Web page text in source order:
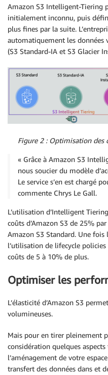
Amazon S3 Intelligent-Tiering
initialement inconnu, puis
plus fines par la suite.
automatiquement les données
(S3 Standard-IA et S3 Glacier
Figure 2 : Optimisation des
« Grâce à Amazon S3
nous soucier du modèle
Le service s’en est chargé
commente Chrys Le Gall.
L’utilisation d’Intelligent
coûts d’Amazon S3 de 25%
Amazon S3 Standard. Une fois
l’utilisation de lifecycle
coûts de 5 à 10% de plus.
Optimiser les
L’élasticité d’Amazon S3
volumineuses.
Mais pour en tirer pleinement
considération quelques
l’aménagement de votre
transfert des données dans et